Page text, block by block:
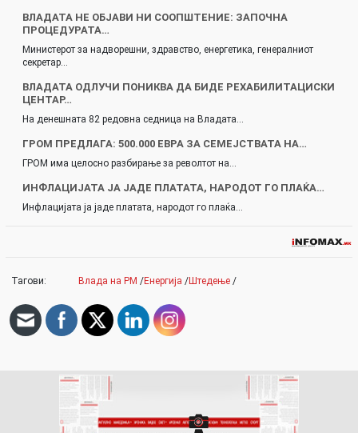
ВЛАДАТА НЕ ОБЈАВИ НИ СООПШТЕНИЕ: ЗАПОЧНА
ПРОЦЕДУРАТА…
Министерот за надворешни, здравство, енергетика, генералниот
секретар…
ВЛАДАТА ОДЛУЧИ ПОНИКВА ДА БИДЕ РЕХАБИЛИТАЦИСКИ
ЦЕНТАР…
На денешната 82 редовна седница на Владата…
ГРОМ ПРЕДЛАГА: 500.000 ЕВРА ЗА СЕМЕЈСТВАТА НА…
ГРОМ има целосно разбирање за револтот на…
ИНФЛАЦИЈАТА ЈА ЈАДЕ ПЛАТАТА, НАРОДОТ ГО ПЛАЌА…
Инфлацијата ја јаде платата, народот го плаќа…
Тагови: Влада на РМ /Енергија /Штедење /